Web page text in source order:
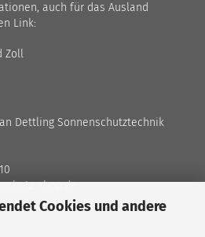
Cookies und andere
auch für das Ausland
Link:
Zoll
Dettling Sonnenschutztechnik
shop.de